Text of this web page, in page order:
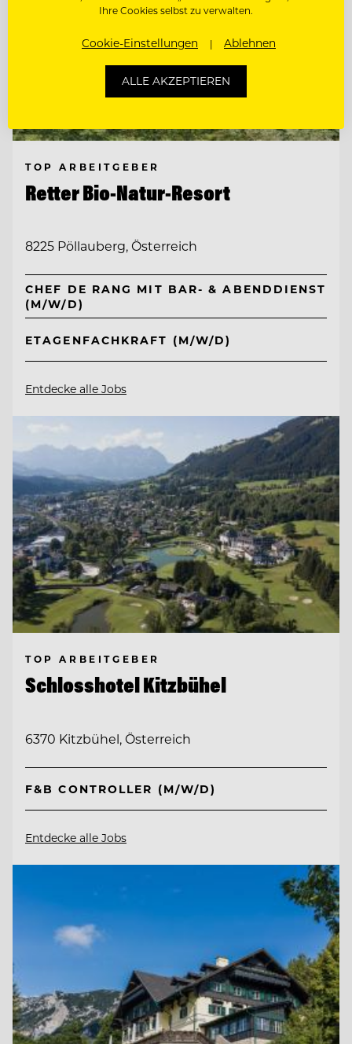
TOP ARBEITGEBER
Retter Bio-Natur-Resort
8225 Pöllauberg, Österreich
CHEF DE RANG MIT BAR- & ABENDDIENST
(M/W/D)
ETAGENFACHKRAFT (M/W/D)
Entdecke alle Jobs
TOP ARBEITGEBER
Schlosshotel Kitzbühel
6370 Kitzbühel, Österreich
F&B CONTROLLER (M/W/D)
Entdecke alle Jobs
Ihre Cookies selbst zu verwalten.
Cookie-Einstellungen Ablehnen
ALLE AKZEPTIEREN